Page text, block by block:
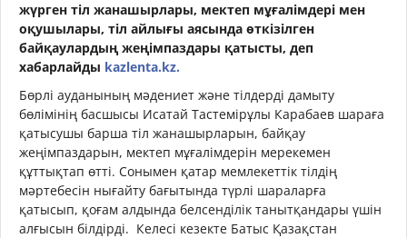
жүрген тіл жанашырлары, мектеп мұғалімдері мен
оқушылары, тіл айлығы аясында өткізілген
байқаулардың жеңімпаздары қатысты, деп
хабарлайды kazlenta.kz.
Бөрлі ауданының мәдениет және тілдерді дамыту
бөлімінің басшысы Исатай Тастемірұлы Карабаев шараға
қатысушы барша тіл жанашырларын, байқау
жеңімпаздарын, мектеп мұғалімдерін мерекемен
құттықтап өтті. Сонымен қатар мемлекеттік тілдің
мәртебесін нығайту бағытында түрлі шараларға
қатысып, қоғам алдында белсенділік танытқандары үшін
алғысын білдірді. Келесі кезекте Батыс Қазақстан